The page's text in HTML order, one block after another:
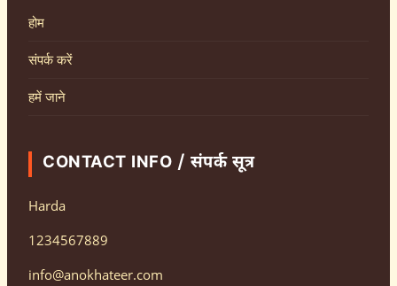
होम
संपर्क करें
हमें जाने
CONTACT INFO / संपर्क सूत्र
Harda
1234567889
info@anokhateer.com